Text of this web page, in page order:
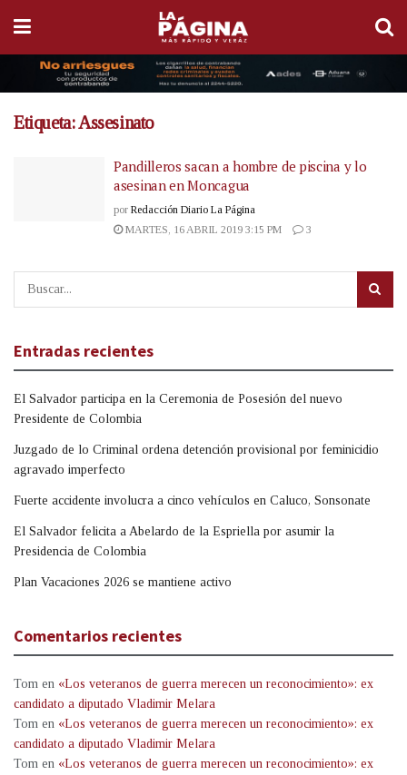
Etiqueta:Assesinato
Pandilleros sacan a hombre de piscina y lo
asesinan en Moncagua
por Redacción Diario La Página
MARTES, 16 ABRIL 2019 3:15 PM
3
Entradas recientes
El Salvador participa en la Ceremonia de Posesión del nuevo
Presidente de Colombia
Juzgado de lo Criminal ordena detención provisional por feminicidio
agravado imperfecto
Fuerte accidente involucra a cinco vehículos en Caluco, Sonsonate
El Salvador felicita a Abelardo de la Espriella por asumir la
Presidencia de Colombia
Plan Vacaciones 2026 se mantiene activo
Comentarios recientes
Tom en «Los veteranos de guerra merecen un reconocimiento»: ex
candidato a diputado Vladimir Melara
Tom en «Los veteranos de guerra merecen un reconocimiento»: ex
candidato a diputado Vladimir Melara
Tom en «Los veteranos de guerra merecen un reconocimiento»: ex